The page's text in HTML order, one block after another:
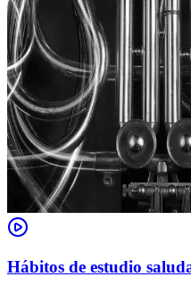
Hábitos de estudio